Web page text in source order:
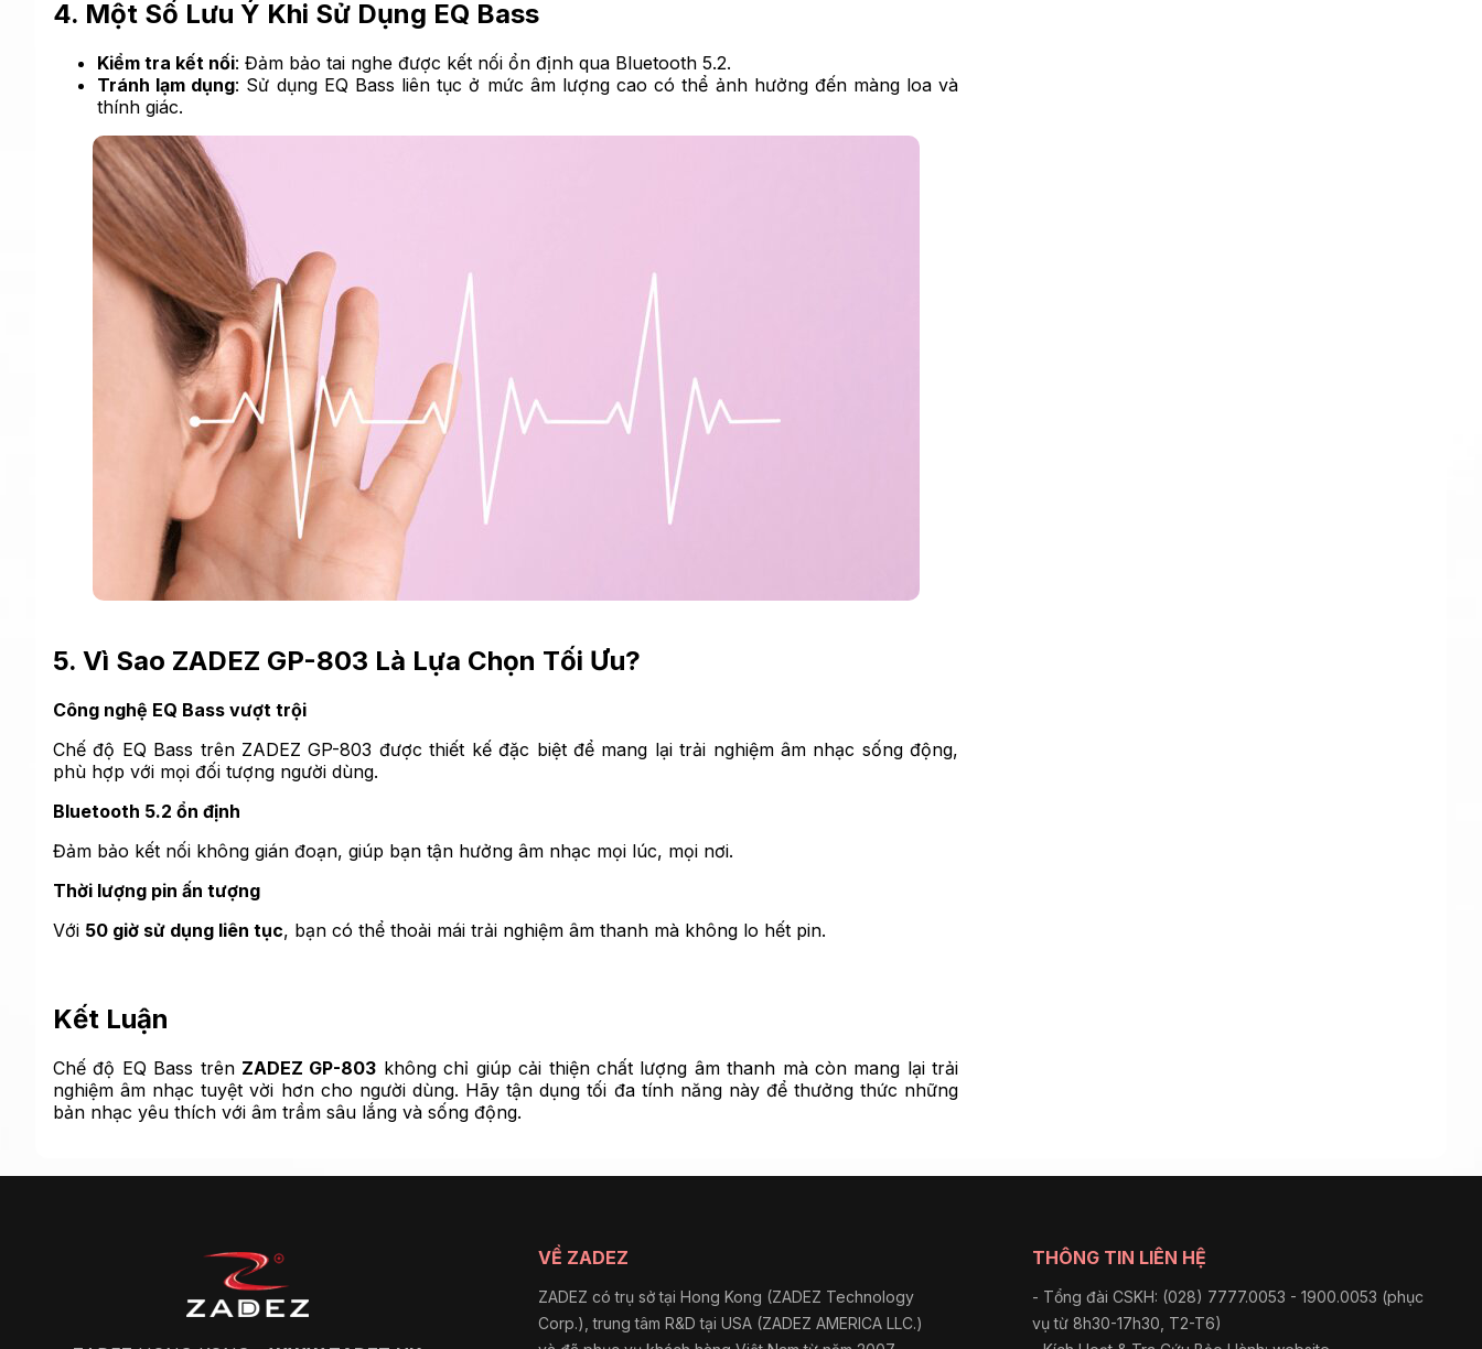
4. Một Số Lưu Ý Khi Sử Dụng EQ Bass
Kiểm tra kết nối: Đảm bảo tai nghe được kết nối ổn định qua Bluetooth 5.2.
Tránh lạm dụng: Sử dụng EQ Bass liên tục ở mức âm lượng cao có thể ảnh hưởng đến màng loa và
thính giác.
5. Vì Sao ZADEZ GP-803 Là Lựa Chọn Tối Ưu?
Công nghệ EQ Bass vượt trội
Chế độ EQ Bass trên ZADEZ GP-803 được thiết kế đặc biệt để mang lại trải nghiệm âm nhạc sống động,
phù hợp với mọi đối tượng người dùng.
Bluetooth 5.2 ổn định
Đảm bảo kết nối không gián đoạn, giúp bạn tận hưởng âm nhạc mọi lúc, mọi nơi.
Thời lượng pin ấn tượng
Với 50 giờ sử dụng liên tục, bạn có thể thoải mái trải nghiệm âm thanh mà không lo hết pin.
Kết Luận
Chế độ EQ Bass trên ZADEZ GP-803 không chỉ giúp cải thiện chất lượng âm thanh mà còn mang lại trải
nghiệm âm nhạc tuyệt vời hơn cho người dùng. Hãy tận dụng tối đa tính năng này để thưởng thức những
bản nhạc yêu thích với âm trầm sâu lắng và sống động.
VỀ ZADEZ
ZADEZ có trụ sở tại Hong Kong (ZADEZ Technology
Corp.), trung tâm R&D tại USA (ZADEZ AMERICA LLC.)
THÔNG TIN LIÊN HỆ
- Tổng đài CSKH: (028) 7777.0053 - 1900.0053 (phục
vụ từ 8h30-17h30, T2-T6)